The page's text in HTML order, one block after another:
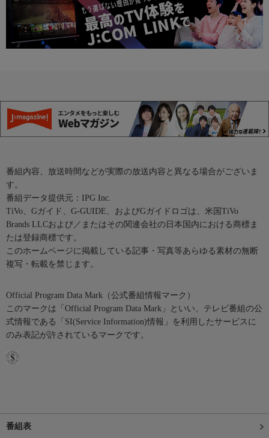
番組内容、放送時間などが実際の放送内容と異なる場合がございま
す。
番組データ提供元：IPG Inc.
TiVo、Gガイド、G-GUIDE、およびGガイドロゴは、米国TiVo
Brands LLCおよび／またはその関連会社の日本国内における商標ま
たは登録商標です。
このホームページに掲載している記事・写真等あらゆる素材の無断
複写・転載を禁じます。
Official Program Data Mark（公式番組情報マーク）
このマークは「Official Program Data Mark」といい、テレビ番組の公
式情報である「SI(Service Information)情報」を利用したサービスに
のみ表記が許されているマークです。
番組表